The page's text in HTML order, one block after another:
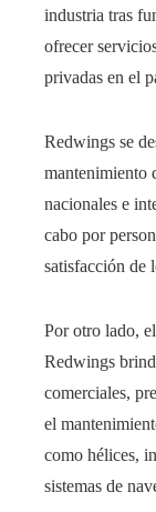
industria tras
ofrecer
privadas en el
Redwings se
mantenimiento
nacionales e
cabo por
satisfacción de
Por otro lado,
Redwings
comerciales,
el
como hélices,
sistemas de